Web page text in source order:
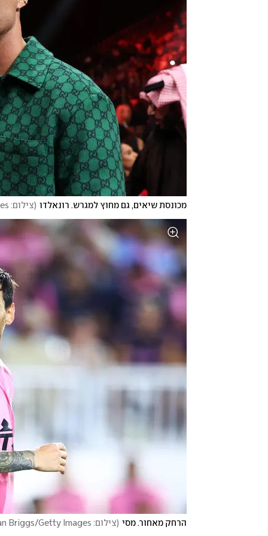
מכונסת שיאים, גם מחוץ למגרש. רונאלדו (צילום: Richard Pelham/Getty Images
הרחק מאחור. מסי (צילום: Megan Briggs/Getty Images